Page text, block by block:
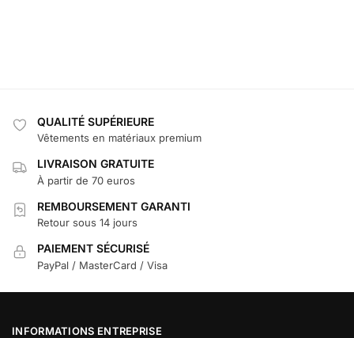
QUALITÉ SUPÉRIEURE
Vêtements en matériaux premium
LIVRAISON GRATUITE
À partir de 70 euros
REMBOURSEMENT GARANTI
Retour sous 14 jours
PAIEMENT SÉCURISÉ
PayPal / MasterCard / Visa
INFORMATIONS ENTREPRISE